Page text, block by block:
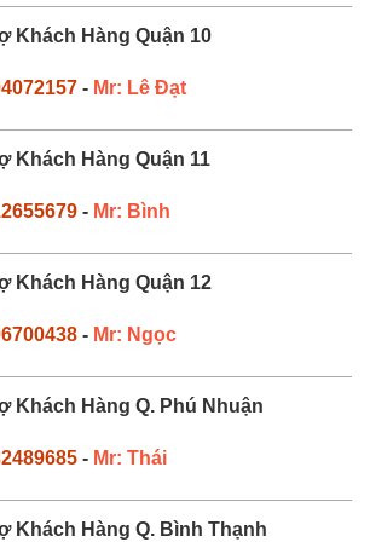
Khách Hàng Quận 10
- Mr: Lê Đạt
Khách Hàng Quận 11
- Mr: Bình
Khách Hàng Quận 12
- Mr: Ngọc
Khách Hàng Q. Phú Nhuận
- Mr: Thái
Khách Hàng Q. Bình Thạnh